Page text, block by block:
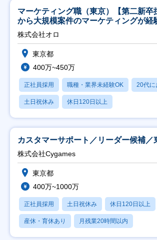
マーケティング職（東京）【第二新卒
から大規模案件のマーケティングが経
修充実】
株式会社オロ
東京都
400万~450万
正社員採用 職種・業界未経験OK 20代に
土日祝休み 休日120日以上
カスタマーサポート／リーダー候補／
株式会社Cygames
東京都
400万~1000万
正社員採用 土日祝休み 休日120日以上
産休・育休あり 月残業20時間以内